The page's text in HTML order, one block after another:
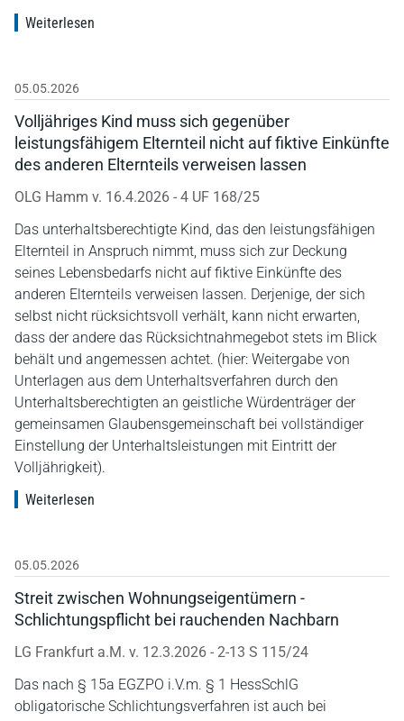
Weiterlesen
05.05.2026
Volljähriges Kind muss sich gegenüber
leistungsfähigem Elternteil nicht auf fiktive Einkünfte
des anderen Elternteils verweisen lassen
OLG Hamm v. 16.4.2026 - 4 UF 168/25
Das unterhaltsberechtigte Kind, das den leistungsfähigen
Elternteil in Anspruch nimmt, muss sich zur Deckung
seines Lebensbedarfs nicht auf fiktive Einkünfte des
anderen Elternteils verweisen lassen. Derjenige, der sich
selbst nicht rücksichtsvoll verhält, kann nicht erwarten,
dass der andere das Rücksichtnahmegebot stets im Blick
behält und angemessen achtet. (hier: Weitergabe von
Unterlagen aus dem Unterhaltsverfahren durch den
Unterhaltsberechtigten an geistliche Würdenträger der
gemeinsamen Glaubensgemeinschaft bei vollständiger
Einstellung der Unterhaltsleistungen mit Eintritt der
Volljährigkeit).
Weiterlesen
05.05.2026
Streit zwischen Wohnungseigentümern -
Schlichtungspflicht bei rauchenden Nachbarn
LG Frankfurt a.M. v. 12.3.2026 - 2-13 S 115/24
Das nach § 15a EGZPO i.V.m. § 1 HessSchlG
obligatorische Schlichtungsverfahren ist auch bei